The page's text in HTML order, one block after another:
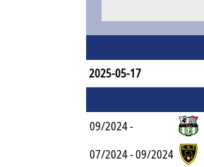
2025-05-17
09/2024 -
07/2024 - 09/2024